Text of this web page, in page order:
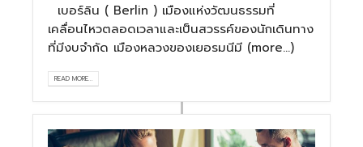
เบอร์ลิน ( Berlin ) เมืองแห่งวัฒนธรรมที่
เคลื่อนไหวตลอดเวลาและเป็นสวรรค์ของนักเดินทาง
ที่มีงบจำกัด เมืองหลวงของเยอรมนีมี (more…)
READ MORE...